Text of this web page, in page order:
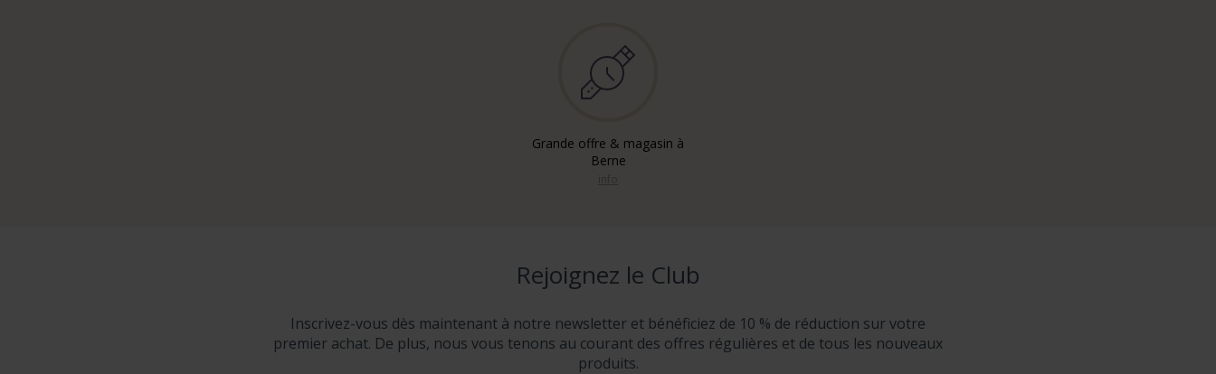
Grande offre & magasin à
Berne
Rejoignez le Club
Inscrivez-vous dès maintenant à notre newsletter et bénéficiez de 10 % de réduction sur votre
premier achat. De plus, nous vous tenons au courant des offres régulières et de tous les nouveaux
produits.